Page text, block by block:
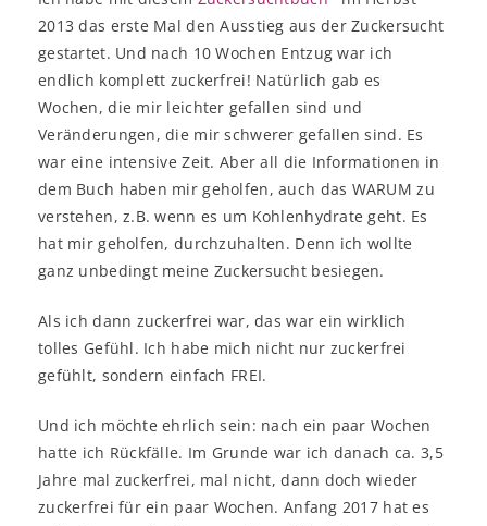
2013 das erste Mal den Ausstieg aus der Zuckersucht
gestartet. Und nach 10 Wochen Entzug war ich
endlich komplett zuckerfrei! Natürlich gab es
Wochen, die mir leichter gefallen sind und
Veränderungen, die mir schwerer gefallen sind. Es
war eine intensive Zeit. Aber all die Informationen in
dem Buch haben mir geholfen, auch das WARUM zu
verstehen, z.B. wenn es um Kohlenhydrate geht. Es
hat mir geholfen, durchzuhalten. Denn ich wollte
ganz unbedingt meine Zuckersucht besiegen.
Als ich dann zuckerfrei war, das war ein wirklich
tolles Gefühl. Ich habe mich nicht nur zuckerfrei
gefühlt, sondern einfach FREI.
Und ich möchte ehrlich sein: nach ein paar Wochen
hatte ich Rückfälle. Im Grunde war ich danach ca. 3,5
Jahre mal zuckerfrei, mal nicht, dann doch wieder
zuckerfrei für ein paar Wochen. Anfang 2017 hat es